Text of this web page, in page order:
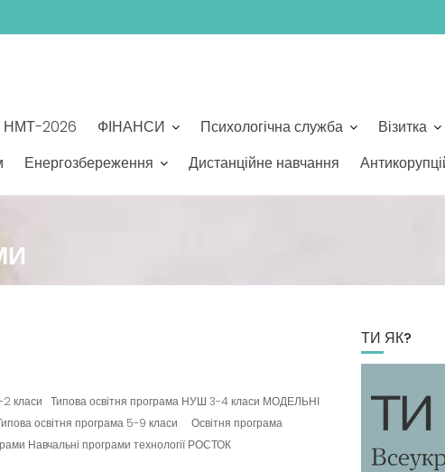
НМТ-2026 ФІНАНСИ Психологічна служба Візитка
Енергозбереження Дистанційне навчання
Типова освітня програма НУШ 3-4 класи МОДЕЛЬНІ
освітня програма 5-9 класи Освітня програма
Навчальні програми технології РОСТОК
ТИ ЯК?